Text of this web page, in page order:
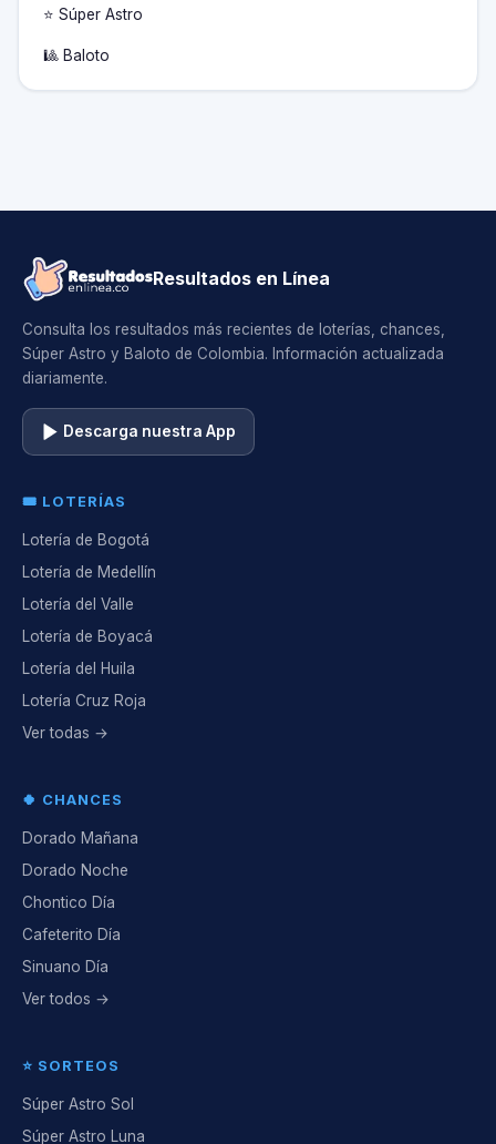
⭐ Súper Astro
🎱 Baloto
Resultados en Línea
Consulta los resultados más recientes de loterías, chances,
Súper Astro y Baloto de Colombia. Información actualizada
diariamente.
Descarga nuestra App
🎟️ LOTERÍAS
Lotería de Bogotá
Lotería de Medellín
Lotería del Valle
Lotería de Boyacá
Lotería del Huila
Lotería Cruz Roja
Ver todas →
🍀 CHANCES
Dorado Mañana
Dorado Noche
Chontico Día
Cafeterito Día
Sinuano Día
Ver todos →
⭐ SORTEOS
Súper Astro Sol
Súper Astro Luna